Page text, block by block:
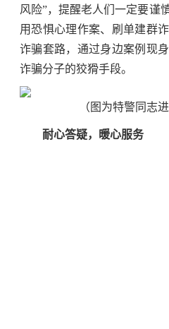
风险”，提醒老人们一定要谨
用恐惧心理作案、刷单建群
诈骗套路，通过身边案例现
诈骗分子的狡猾手段。
（图为特警同志
耐心答疑，暖心服务